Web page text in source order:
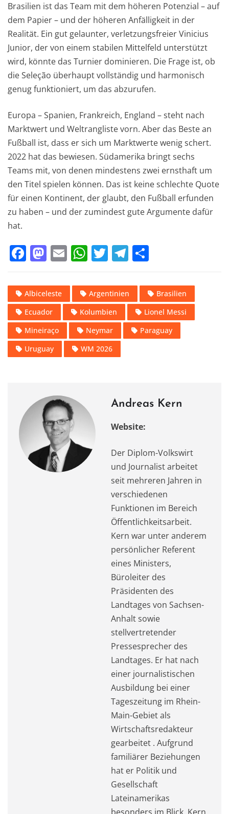
Brasilien ist das Team mit dem höheren Potenzial – auf
dem Papier – und der höheren Anfälligkeit in der
Realität. Ein gut gelaunter, verletzungsfreier Vinicius
Junior, der von einem stabilen Mittelfeld unterstützt
wird, könnte das Turnier dominieren. Die Frage ist, ob
die Seleção überhaupt vollständig und harmonisch
genug funktioniert, um das abzurufen.
Europa – Spanien, Frankreich, England – steht nach
Marktwert und Weltrangliste vorn. Aber das Beste an
Fußball ist, dass er sich um Marktwerte wenig schert.
2022 hat das bewiesen. Südamerika bringt sechs
Teams mit, von denen mindestens zwei ernsthaft um
den Titel spielen können. Das ist keine schlechte Quote
für einen Kontinent, der glaubt, den Fußball erfunden
zu haben – und der zumindest gute Argumente dafür
hat.
F
c
e
b
o
o
M
st
o
d
o
n
E
ai
l
W
at
s
A
p
p
T
it
te
r
T
e
gr
a
m
le
n
Albiceleste Argentinien
Brasilien
Ecuador
Kolumbien
Lionel Messi
Mineiraço
Neymar
Paraguay
Uruguay
WM 2026
Andreas Kern
Website:
Der Diplom-Volkswirt
und Journalist arbeitet
seit mehreren Jahren in
verschiedenen
Funktionen im Bereich
Öffentlichkeitsarbeit.
Kern war unter anderem
persönlicher Referent
eines Ministers,
Büroleiter des
Präsidenten des
Landtages von Sachsen-
Anhalt sowie
stellvertretender
Pressesprecher des
Landtages. Er hat nach
einer journalistischen
Ausbildung bei einer
Tageszeitung im Rhein-
Main-Gebiet als
Wirtschaftsredakteur
gearbeitet . Aufgrund
familiärer Beziehungen
hat er Politik und
Gesellschaft
Lateinamerikas